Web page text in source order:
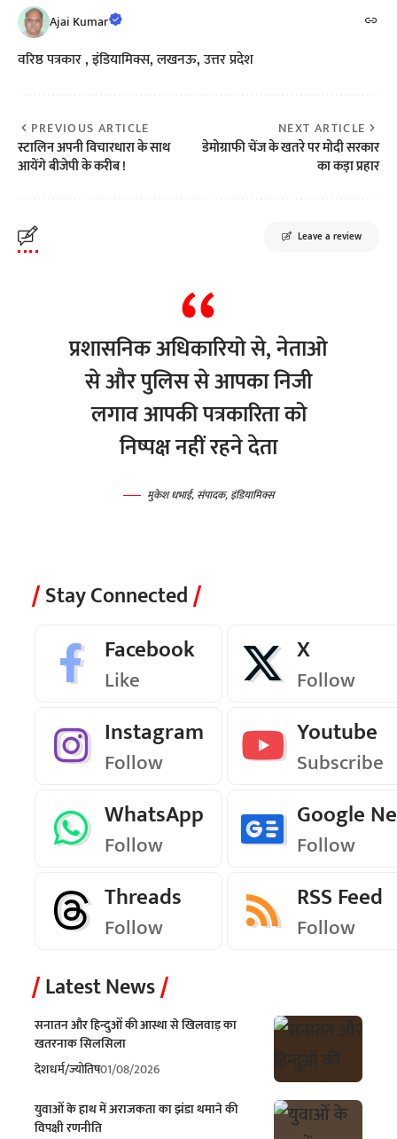
Ajai Kumar
वरिष्ठ पत्रकार , इंडियामिक्स, लखनऊ, उत्तर प्रदेश
PREVIOUS ARTICLE
स्टालिन अपनी विचारधारा के साथ
आयेंगे बीजेपी के करीब !
NEXT ARTICLE
डेमोग्राफी चेंज के खतरे पर मोदी सरकार
का कड़ा प्रहार
Leave a review
प्रशासनिक अधिकारियो से, नेताओ
से और पुलिस से आपका निजी
लगाव आपकी पत्रकारिता को
निष्पक्ष नहीं रहने देता
मुकेश धभाई, संपादक, इंडियामिक्स
Stay Connected
Facebook
Like
X
Follow
Instagram
Follow
Youtube
Subscribe
WhatsApp
Follow
Google
Follow
Threads
Follow
RSS Feed
Follow
Latest News
सनातन और हिन्दुओं की आस्था से खिलवाड़ का
खतरनाक सिलसिला
देशधर्म/ज्योतिष01/08/2026
युवाओं के हाथ में अराजकता का झंडा थमाने की
विपक्षी रणनीति